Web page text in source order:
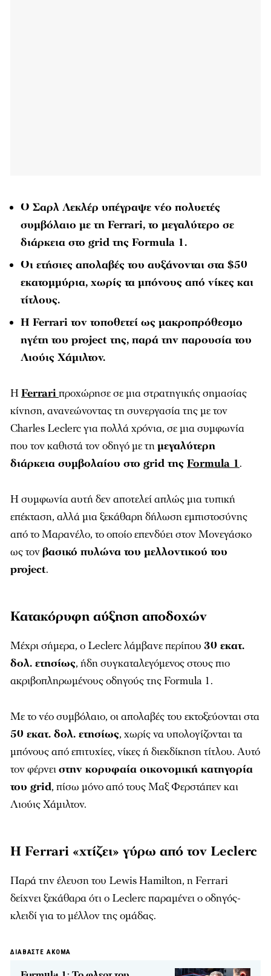
Ο Σαρλ Λεκλέρ υπέγραψε νέο πολυετές
συμβόλαιο με τη Ferrari, το μεγαλύτερο σε
διάρκεια στο grid της Formula 1.
Οι ετήσιες απολαβές του αυξάνονται στα $50
εκατομμύρια, χωρίς τα μπόνους από νίκες και
τίτλους.
Η Ferrari τον τοποθετεί ως μακροπρόθεσμο
ηγέτη του project της, παρά την παρουσία του
Λιούις Χάμιλτον.
ΗFerrariπροχώρησε σε μια στρατηγικής σημασίας
κίνηση, ανανεώνοντας τη συνεργασία της με τον
Charles Leclerc για πολλά χρόνια, σε μια συμφωνία
που τον καθιστά τον οδηγό με τημεγαλύτερη
διάρκεια συμβολαίου στο grid της Formula 1.
Η συμφωνία αυτή δεν αποτελεί απλώς μια τυπική
επέκταση, αλλά μια ξεκάθαρη δήλωση εμπιστοσύνης
από το Μαρανέλο, το οποίο επενδύει στον Μονεγάσκο
ως τονβασικό πυλώνα του μελλοντικού του
project.
Κατακόρυφη αύξηση αποδοχών
Μέχρι σήμερα, ο Leclerc λάμβανε περίπου 30 εκατ.
δολ. ετησίως, ήδη συγκαταλεγόμενος στους πιο
ακριβοπληρωμένους οδηγούς της Formula 1.
Με το νέο συμβόλαιο, οι απολαβές του εκτοξεύονται στα
50 εκατ. δολ. ετησίως, χωρίς να υπολογίζονται τα
μπόνους από επιτυχίες, νίκες ή διεκδίκηση τίτλου. Αυτό
τον φέρνειστην κορυφαία οικονομική κατηγορία
του grid, πίσω μόνο από τους Μαξ Φερστάπεν και
Λιούις Χάμιλτον.
Η Ferrari «χτίζει» γύρω από τον Leclerc
Παρά την έλευση του Lewis Hamilton, η Ferrari
δείχνει ξεκάθαρα ότι ο Leclerc παραμένει ο οδηγός-
κλειδί για το μέλλον της ομάδας.
ΔΙΑΒΑΣΤΕ ΑΚΟΜΑ